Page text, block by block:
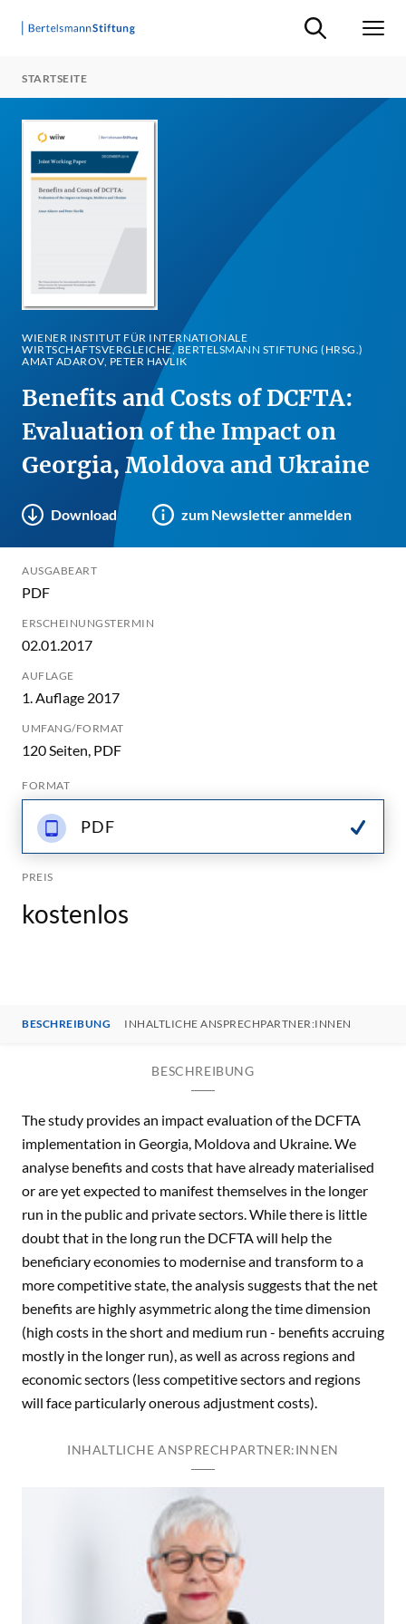
Suche ein-/
STARTSEITE
WIENER INSTITUT FÜR INTERNATIONALE
WIRTSCHAFTSVERGLEICHE, BERTELSMANN STIFTUNG (HRSG.)
AMAT ADAROV, PETER HAVLIK
Benefits and Costs of DCFTA:
Evaluation of the Impact on
Georgia, Moldova and Ukraine
Download zum Newsletter anmelden
AUSGABEART
PDF
ERSCHEINUNGSTERMIN
02.01.2017
AUFLAGE
1. Auflage 2017
UMFANG/FORMAT
120 Seiten, PDF
FORMAT
PDF
PREIS
kostenlos
BESCHREIBUNG INHALTLICHE ANSPRECHPARTNER:INNEN
BESCHREIBUNG
The study provides an impact evaluation of the DCFTA
implementation in Georgia, Moldova and Ukraine. We
analyse benefits and costs that have already materialised
or are yet expected to manifest themselves in the longer
run in the public and private sectors. While there is little
doubt that in the long run the DCFTA will help the
beneficiary economies to modernise and transform to a
more competitive state, the analysis suggests that the net
benefits are highly asymmetric along the time dimension
(high costs in the short and medium run - benefits accruing
mostly in the longer run), as well as across regions and
economic sectors (less competitive sectors and regions
will face particularly onerous adjustment costs).
INHALTLICHE ANSPRECHPARTNER:INNEN